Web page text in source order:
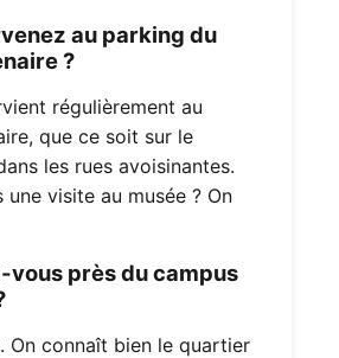
au parking du
?
régulièrement au
que ce soit sur le
les rues avoisinantes.
une visite au musée ? On
vous près du campus
On connaît bien le quartier